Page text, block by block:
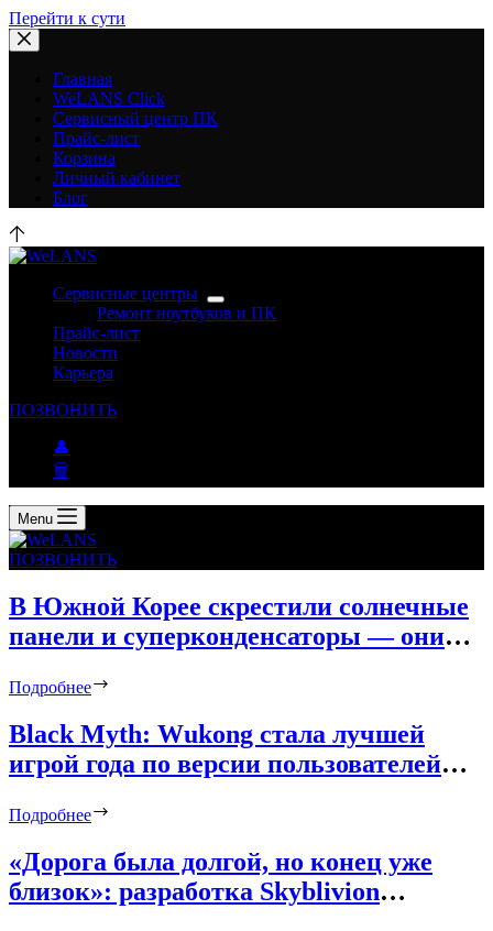
Перейти к сути
Главная
WeLANS Click
Сервисный центр ПК
Прайс-лист
Корзина
Личный кабинет
Блог
Сервисные центры
Ремонт ноутбуков и ПК
Прайс-лист
Новости
Карьера
ПОЗВОНИТЬ
👤
🗑
Menu
ПОЗВОНИТЬ
В Южной Корее скрестили солнечные
панели и суперконденсаторы — они
Подробнее
Black Myth: Wukong стала лучшей
игрой года по версии пользователей
Подробнее
«Дорога была долгой, но конец уже
близок»: разработка Skyblivion